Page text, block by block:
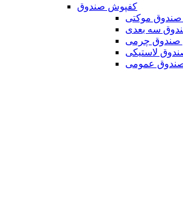
کفپوش صندوق
موکتی
سه بعدی
صندوق چرمی
لاستیکی
عمومی